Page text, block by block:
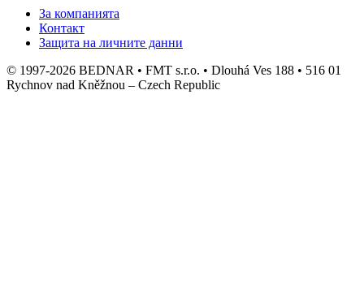
За компанията
Контакт
Защита на личните данни
© 1997-2026 BEDNAR • FMT s.r.o. • Dlouhá Ves 188 • 516 01
Rychnov nad Kněžnou – Czech Republic